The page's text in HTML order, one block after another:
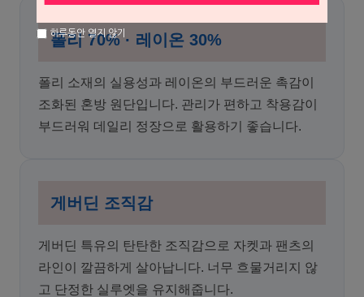
폴리 70% · 레이온 30%
폴리 소재의 실용성과 레이온의 부드러운 촉감이
조화된 혼방 원단입니다. 관리가 편하고 착용감이
부드러워 데일리 정장으로 활용하기 좋습니다.
게버딘 조직감
게버딘 특유의 탄탄한 조직감으로 자켓과 팬츠의
라인이 깔끔하게 살아납니다. 너무 흐물거리지 않
고 단정한 실루엣을 유지해줍니다.
하루동안 열지 않기